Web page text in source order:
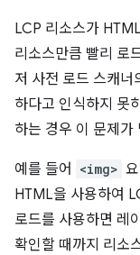
LCP 리소스가
리소스만큼 빨리 로
저 사전 로드 스캐너
하다고 인식하지 못
하는 경우 이 문제가
예를 들어 <img>
HTML을 사용하여
로드를 사용하면 레
확인할 때까지 리소